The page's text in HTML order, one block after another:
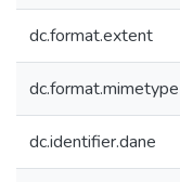
dc.format.extent
dc.format.mimetype
dc.identifier.dane